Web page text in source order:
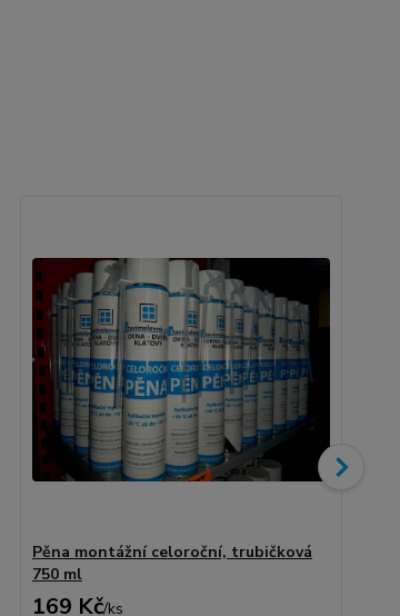
Pěna montážní celoroční, trubičková
750 ml
169 Kč/ks